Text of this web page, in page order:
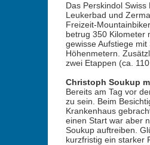
Das Perskindol
Leukerbad und
Freizeit-
betrug 350 Kilometer
gewisse Aufstiege
Höhenmetern.
zwei Etappen (ca.
Christoph Soukup
Bereits am Tag vor
zu sein. Beim
Krankenhaus
einen Start war aber
Soukup auftreiben.
kurzfristig ein starker